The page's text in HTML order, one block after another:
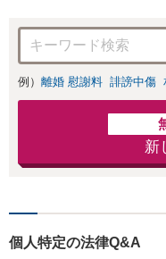
例） 離婚 慰謝料 誹謗中傷
新
個人特定の法律Q&A